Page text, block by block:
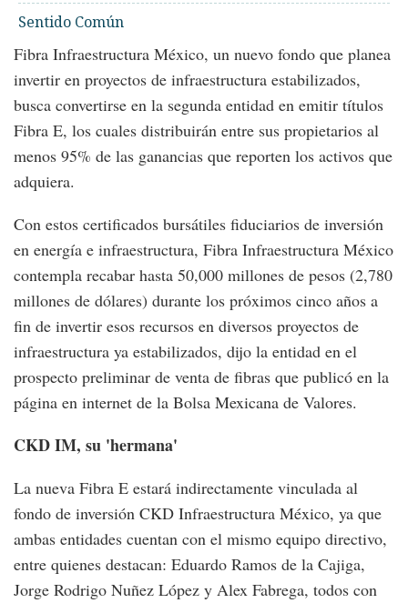
Sentido Común
Fibra Infraestructura México, un nuevo fondo que planea
invertir en proyectos de infraestructura estabilizados,
busca convertirse en la segunda entidad en emitir títulos
Fibra E, los cuales distribuirán entre sus propietarios al
menos 95% de las ganancias que reporten los activos que
adquiera.
Con estos certificados bursátiles fiduciarios de inversión
en energía e infraestructura, Fibra Infraestructura México
contempla recabar hasta 50,000 millones de pesos (2,780
millones de dólares) durante los próximos cinco años a
fin de invertir esos recursos en diversos proyectos de
infraestructura ya estabilizados, dijo la entidad en el
prospecto preliminar de venta de fibras que publicó en la
página en internet de la Bolsa Mexicana de Valores.
CKD IM, su 'hermana'
La nueva Fibra E estará indirectamente vinculada al
fondo de inversión CKD Infraestructura México, ya que
ambas entidades cuentan con el mismo equipo directivo,
entre quienes destacan: Eduardo Ramos de la Cajiga,
Jorge Rodrigo Nuñez López y Alex Fabrega, todos con